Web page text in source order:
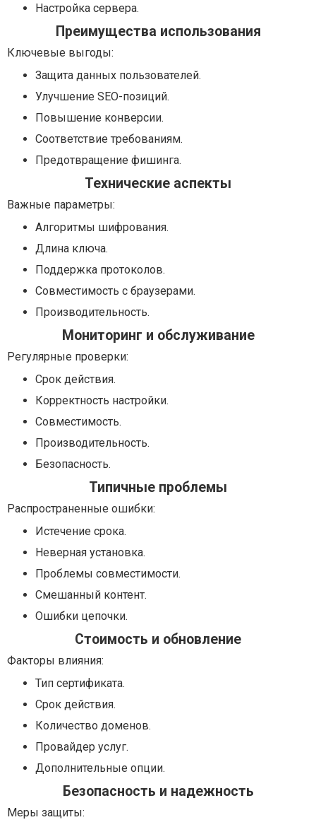
Настройка сервера.
Преимущества использования
Ключевые выгоды:
Защита данных пользователей.
Улучшение SEO-позиций.
Повышение конверсии.
Соответствие требованиям.
Предотвращение фишинга.
Технические аспекты
Важные параметры:
Алгоритмы шифрования.
Длина ключа.
Поддержка протоколов.
Совместимость с браузерами.
Производительность.
Мониторинг и обслуживание
Регулярные проверки:
Срок действия.
Корректность настройки.
Совместимость.
Производительность.
Безопасность.
Типичные проблемы
Распространенные ошибки:
Истечение срока.
Неверная установка.
Проблемы совместимости.
Смешанный контент.
Ошибки цепочки.
Стоимость и обновление
Факторы влияния:
Тип сертификата.
Срок действия.
Количество доменов.
Провайдер услуг.
Дополнительные опции.
Безопасность и надежность
Меры защиты: